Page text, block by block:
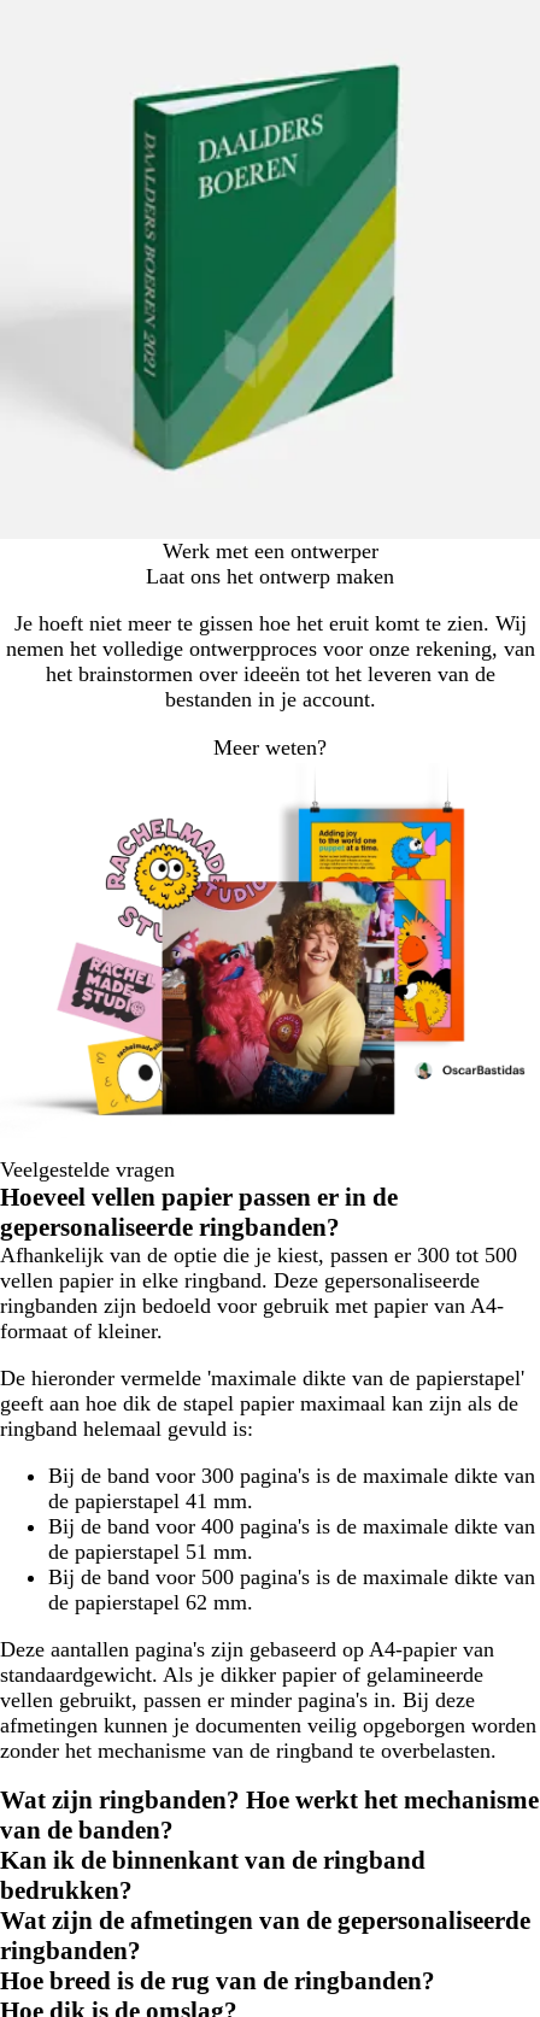
Werk met een ontwerper
Laat ons het ontwerp maken
Je hoeft niet meer te gissen hoe het eruit komt te zien. Wij
nemen het volledige ontwerpproces voor onze rekening, van
het brainstormen over ideeën tot het leveren van de
bestanden in je account.
Meer weten?
Veelgestelde vragen
Hoeveel vellen papier passen er in de
gepersonaliseerde ringbanden?
Afhankelijk van de optie die je kiest, passen er 300 tot 500
vellen papier in elke ringband. Deze gepersonaliseerde
ringbanden zijn bedoeld voor gebruik met papier van A4-
formaat of kleiner.
De hieronder vermelde 'maximale dikte van de papierstapel'
geeft aan hoe dik de stapel papier maximaal kan zijn als de
ringband helemaal gevuld is:
Bij de band voor 300 pagina's is de maximale dikte van
de papierstapel 41 mm.
Bij de band voor 400 pagina's is de maximale dikte van
de papierstapel 51 mm.
Bij de band voor 500 pagina's is de maximale dikte van
de papierstapel 62 mm.
Deze aantallen pagina's zijn gebaseerd op A4-papier van
standaardgewicht. Als je dikker papier of gelamineerde
vellen gebruikt, passen er minder pagina's in. Bij deze
afmetingen kunnen je documenten veilig opgeborgen worden
zonder het mechanisme van de ringband te overbelasten.
Wat zijn ringbanden? Hoe werkt het mechanisme
van de banden?
Kan ik de binnenkant van de ringband
bedrukken?
Wat zijn de afmetingen van de gepersonaliseerde
ringbanden?
Hoe breed is de rug van de ringbanden?
Hoe dik is de omslag?